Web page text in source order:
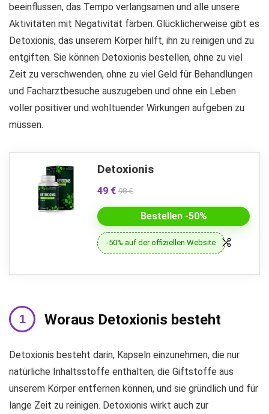
beeinflussen, das Tempo verlangsamen und alle unsere
Aktivitäten mit Negativität färben. Glücklicherweise gibt es
Detoxionis, das unserem Körper hilft, ihn zu reinigen und zu
entgiften. Sie können Detoxionis bestellen, ohne zu viel
Zeit zu verschwenden, ohne zu viel Geld für Behandlungen
und Facharztbesuche auszugeben und ohne ein Leben
voller positiver und wohltuender Wirkungen aufgeben zu
müssen.
Detoxionis
49 € 98 €
Bestellen -50%
-50% auf der offiziellen Website
Woraus Detoxionis besteht
Detoxionis besteht darin, Kapseln einzunehmen, die nur
natürliche Inhaltsstoffe enthalten, die Giftstoffe aus
unserem Körper entfernen können, und sie gründlich und für
lange Zeit zu reinigen. Detoxionis wirkt auch zur